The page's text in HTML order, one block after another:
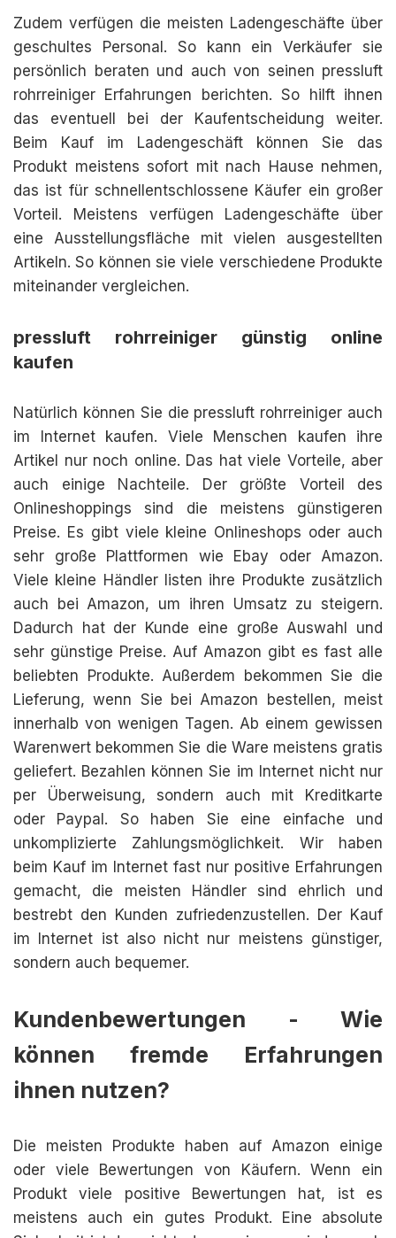
Zudem verfügen die meisten Ladengeschäfte über
geschultes Personal. So kann ein Verkäufer sie
persönlich beraten und auch von seinen pressluft
rohrreiniger Erfahrungen berichten. So hilft ihnen
das eventuell bei der Kaufentscheidung weiter.
Beim Kauf im Ladengeschäft können Sie das
Produkt meistens sofort mit nach Hause nehmen,
das ist für schnellentschlossene Käufer ein großer
Vorteil. Meistens verfügen Ladengeschäfte über
eine Ausstellungsfläche mit vielen ausgestellten
Artikeln. So können sie viele verschiedene Produkte
miteinander vergleichen.
pressluft rohrreiniger günstig online
kaufen
Natürlich können Sie die pressluft rohrreiniger auch
im Internet kaufen. Viele Menschen kaufen ihre
Artikel nur noch online. Das hat viele Vorteile, aber
auch einige Nachteile. Der größte Vorteil des
Onlineshoppings sind die meistens günstigeren
Preise. Es gibt viele kleine Onlineshops oder auch
sehr große Plattformen wie Ebay oder Amazon.
Viele kleine Händler listen ihre Produkte zusätzlich
auch bei Amazon, um ihren Umsatz zu steigern.
Dadurch hat der Kunde eine große Auswahl und
sehr günstige Preise. Auf Amazon gibt es fast alle
beliebten Produkte. Außerdem bekommen Sie die
Lieferung, wenn Sie bei Amazon bestellen, meist
innerhalb von wenigen Tagen. Ab einem gewissen
Warenwert bekommen Sie die Ware meistens gratis
geliefert. Bezahlen können Sie im Internet nicht nur
per Überweisung, sondern auch mit Kreditkarte
oder Paypal. So haben Sie eine einfache und
unkomplizierte Zahlungsmöglichkeit. Wir haben
beim Kauf im Internet fast nur positive Erfahrungen
gemacht, die meisten Händler sind ehrlich und
bestrebt den Kunden zufriedenzustellen. Der Kauf
im Internet ist also nicht nur meistens günstiger,
sondern auch bequemer.
Kundenbewertungen - Wie
können fremde Erfahrungen
ihnen nutzen?
Die meisten Produkte haben auf Amazon einige
oder viele Bewertungen von Käufern. Wenn ein
Produkt viele positive Bewertungen hat, ist es
meistens auch ein gutes Produkt. Eine absolute